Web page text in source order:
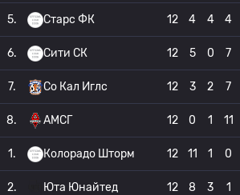
5. Старс ФК 12 4 4 4
6. Сити СК 12 5 0 7
7. Со Кал Иглс 12 3 2 7
8. АМСГ 12 0 1 11
1. Колорадо Шторм 12 11 1 0
2. Юта Юнайтед 12 8 3 1